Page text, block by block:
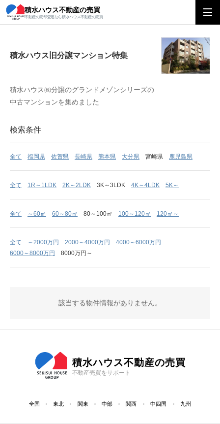
積水ハウス不動産の売買
不動産の売却査定なら積水ハウス不動産の売買
積水ハウス旧分譲マンション特集
積水ハウス旧分譲マンション特集
積水ハウス㈱分譲のグランドメゾンシリーズの
中古マンションを集めました
検索条件
全て 福岡県 佐賀県 長崎県 熊本県 大分県 宮崎県 鹿児島県
全て 1R～1LDK 2K～2LDK 3K～3LDK 4K～4LDK 5K～
全て ～60㎡ 60～80㎡ 80～100㎡ 100～120㎡ 120㎡～
全て ～2000万円 2000～4000万円
4000～6000万円
6000～8000万円
8000万円～
該当する物件情報がありません。
積水ハウス不動産の売買
不動産売買をサポート
全国 東北 関東 中部 関西 中四国 九州